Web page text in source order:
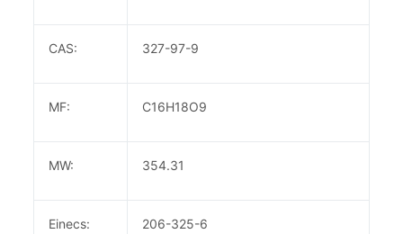
CAS: 327-97-9
MF: C16H18O9
MW: 354.31
Einecs: 206-325-6